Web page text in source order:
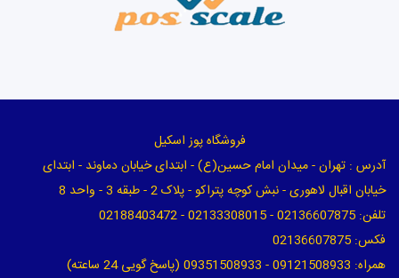
فروشگاه پوز اسکیل
آدرس : تهران - میدان امام حسین(ع) - ابتدای خیابان دماوند - ابتدای
خیابان اقبال لاهوری - نبش کوچه پتراکو - پلاک 2 - طبقه 3 - واحد 8
تلفن: 02136607875 - 02133308015 - 02188403472
فکس: 02136607875
همراه: 09121508933 - 09351508933 (پاسخ گویی 24 ساعته)